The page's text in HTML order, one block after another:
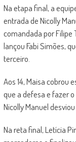
Na etapa final, a
entrada de Nicolly
comandada por Filipe
lançou Fabi Simões,
terceiro.
Aos 14, Maisa cobrou
que a defesa e fazer
Nicolly Manuel
Na reta final, Letícia